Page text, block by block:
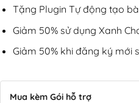
Tặng Plugin Tự động tạo
Giảm 50% sử dụng Xanh
Giảm 50% khi đăng ký mới
Mua kèm Gói hỗ trợ